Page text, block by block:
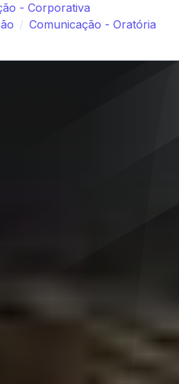
- Corporativa
Comunicação - Oratória